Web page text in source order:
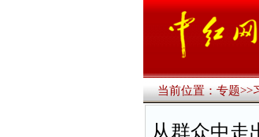
当前位置：专题>>
从群众中